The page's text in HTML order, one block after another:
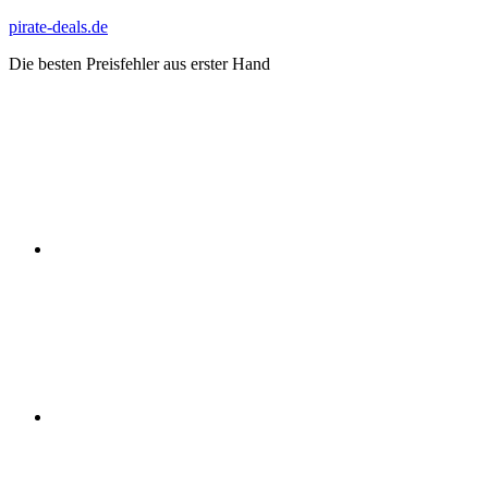
Zum
springen
pirate-deals.de
Die besten Preisfehler aus erster Hand